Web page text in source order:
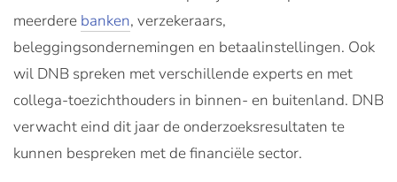
meerdere banken, verzekeraars,
beleggingsondernemingen en betaalinstellingen. Ook
wil DNB spreken met verschillende experts en met
collega-toezichthouders in binnen- en buitenland. DNB
verwacht eind dit jaar de onderzoeksresultaten te
kunnen bespreken met de financiële sector.